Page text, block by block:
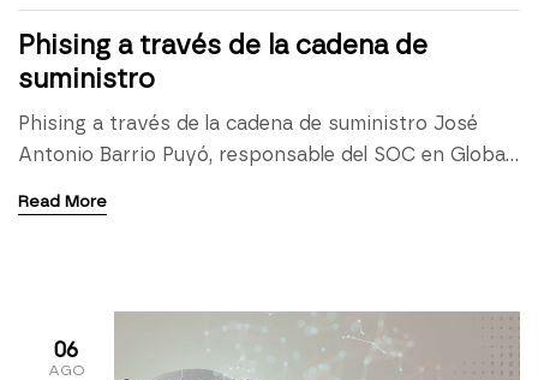
Phising a través de la cadena de
suministro
Phising a través de la cadena de suministro José
Antonio Barrio Puyó, responsable del SOC en Global
de Phising a través de la cadena de suministro. Un
algunos ciberataques y subraya la importancia de
mantener […]
Read More
06
AGO